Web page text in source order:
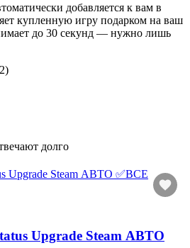
добавляется к вам в
купленную игру подарком на ваш
до 30 секунд — нужно лишь
долго
Upgrade Steam АВТО